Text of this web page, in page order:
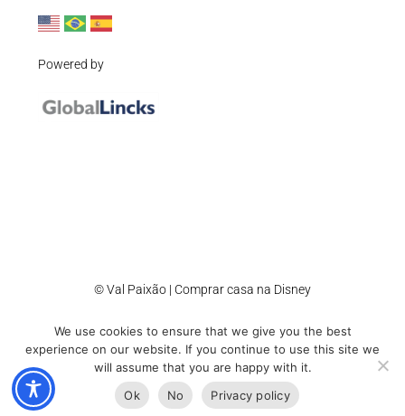
Powered by
© Val Paixão | Comprar casa na Disney
Accessibility Cookie Policy Privacy Policy Sitemap
We use cookies to ensure that we give you the best
experience on our website. If you continue to use this site we
will assume that you are happy with it.
Ok
No Privacy policy